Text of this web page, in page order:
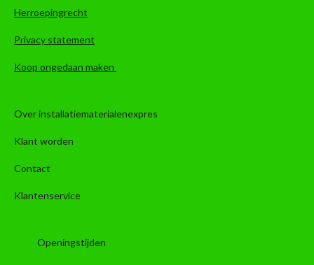
Herroepingrecht
Privacy statement
Koop ongedaan maken
Over installatiematerialenexpres
Klant worden
Contact
Klantenservice
Openingstijden